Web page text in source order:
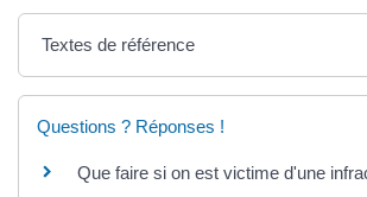
Textes de référence
Questions ? Réponses !
Que faire si on est victime d'une